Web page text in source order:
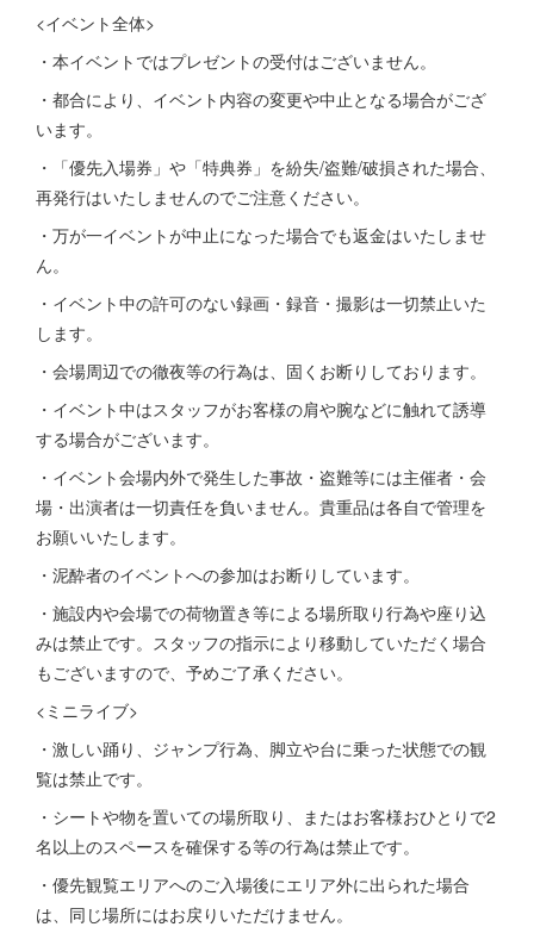
<イベント全体>
・本イベントではプレゼントの受付はございません。
・都合により、イベント内容の変更や中止となる場合がござ
います。
・「優先入場券」や「特典券」を紛失/盗難/破損された場合、
再発行はいたしませんのでご注意ください。
・万が一イベントが中止になった場合でも返金はいたしませ
ん。
・イベント中の許可のない録画・録音・撮影は一切禁止いた
します。
・会場周辺での徹夜等の行為は、固くお断りしております。
・イベント中はスタッフがお客様の肩や腕などに触れて誘導
する場合がございます。
・イベント会場内外で発生した事故・盗難等には主催者・会
場・出演者は一切責任を負いません。貴重品は各自で管理を
お願いいたします。
・泥酔者のイベントへの参加はお断りしています。
・施設内や会場での荷物置き等による場所取り行為や座り込
みは禁止です。スタッフの指示により移動していただく場合
もございますので、予めご了承ください。
<ミニライブ>
・激しい踊り、ジャンプ行為、脚立や台に乗った状態での観
覧は禁止です。
・シートや物を置いての場所取り、またはお客様おひとりで2
名以上のスペースを確保する等の行為は禁止です。
・優先観覧エリアへのご入場後にエリア外に出られた場合
は、同じ場所にはお戻りいただけません。